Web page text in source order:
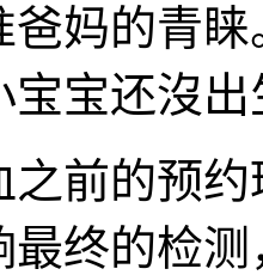
爸妈的青
宝宝还沒
的预约
最终的检